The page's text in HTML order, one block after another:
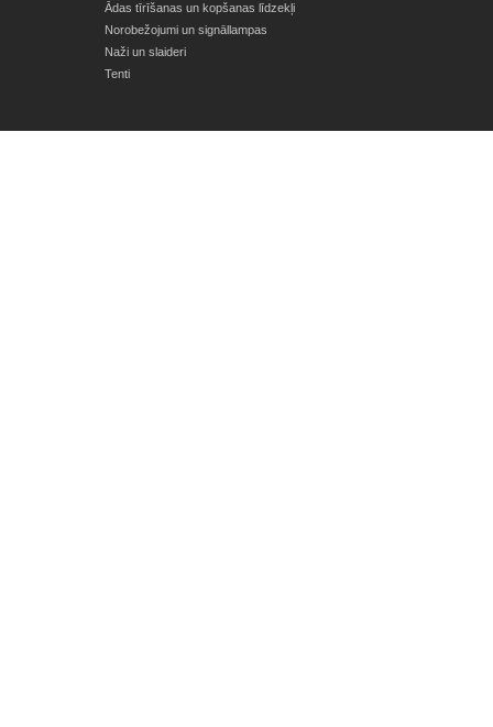
Ādas tīrīšanas un kopšanas līdzekļi
Norobežojumi un signāllampas
Naži un slaideri
Tenti